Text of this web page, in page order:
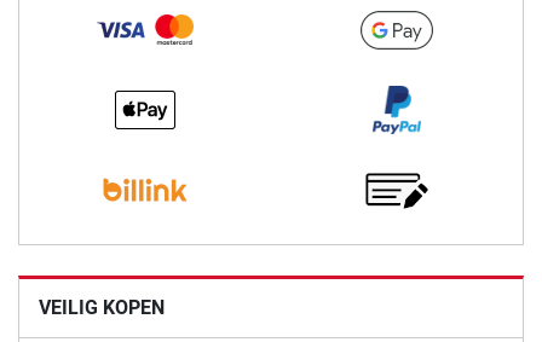
VEILIG KOPEN